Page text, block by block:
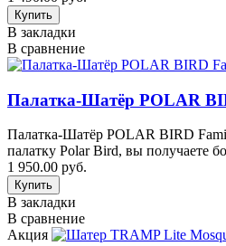
В закладки
В сравнение
Палатка-Шатёр POLAR
Палатка-Шатёр POLAR BIRD
палатку Polar Bird, вы получаете
1 950.00 руб.
В закладки
В сравнение
Акция